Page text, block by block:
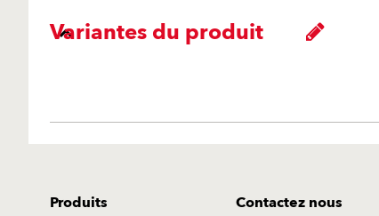
Variantes du produit
Produits
Contactez nous